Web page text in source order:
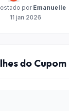
por Emanuelle
11 jan 2026
do Cupom